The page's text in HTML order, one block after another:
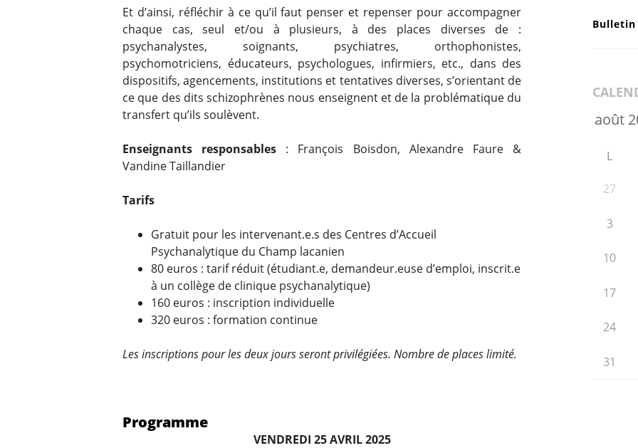
Et d’ainsi, réfléchir à ce qu’il faut penser et repenser pour accompagner
chaque cas, seul et/ou à plusieurs, à des places diverses de :
psychanalystes, soignants, psychiatres, orthophonistes,
psychomotriciens, éducateurs, psychologues, infirmiers, etc., dans des
dispositifs, agencements, institutions et tentatives diverses, s’orientant de
ce que des dits schizophrènes nous enseignent et de la problématique du
transfert qu’ils soulèvent.
Enseignants responsables : François Boisdon, Alexandre Faure &
Vandine Taillandier
Tarifs
Gratuit pour les intervenant.e.s des Centres d’Accueil
Psychanalytique du Champ lacanien
80 euros : tarif réduit (étudiant.e, demandeur.euse d’emploi, inscrit.e
à un collège de clinique psychanalytique)
160 euros : inscription individuelle
320 euros : formation continue
Les inscriptions pour les deux jours seront privilégiées. Nombre de places limité.
Programme
VENDREDI 25 AVRIL 2025
L
27
3
10
17
24
31